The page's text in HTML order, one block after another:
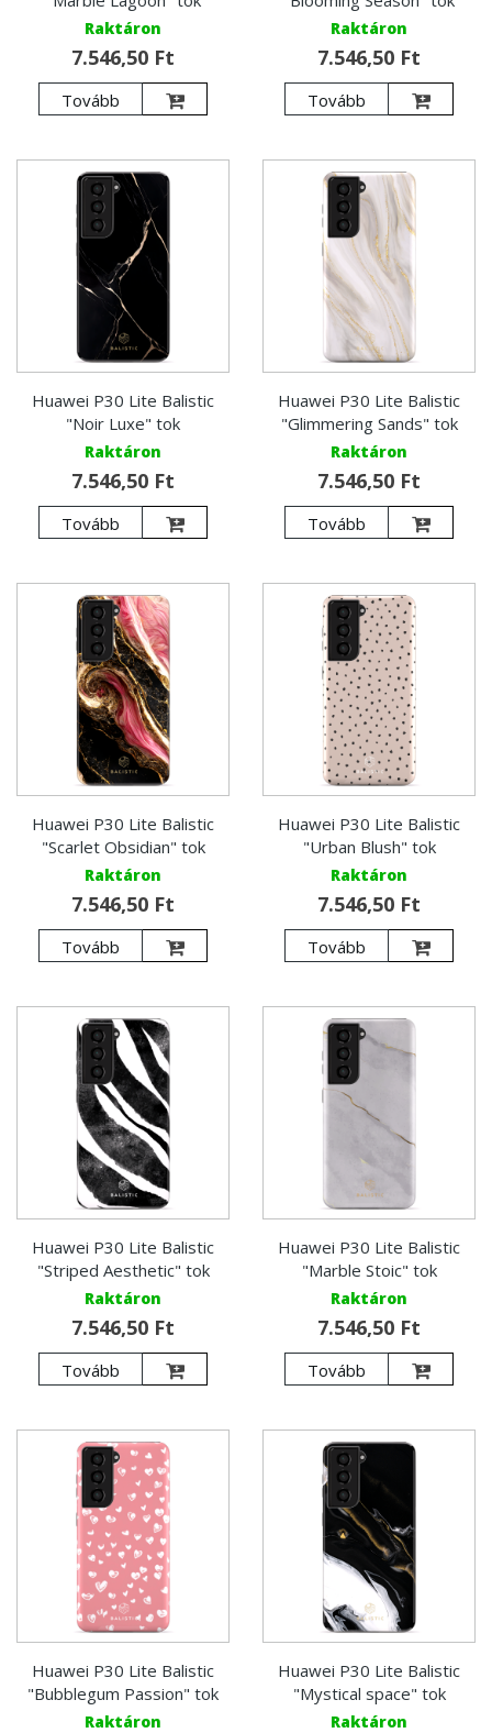
Raktáron
7.546,50 Ft
Tovább
Raktáron
7.546,50 Ft
Tovább
Huawei P30 Lite Balistic
"Noir Luxe" tok
Raktáron
7.546,50 Ft
Tovább
Huawei P30 Lite Balistic
"Glimmering Sands" tok
Raktáron
7.546,50 Ft
Tovább
Huawei P30 Lite Balistic
"Scarlet Obsidian" tok
Raktáron
7.546,50 Ft
Tovább
Huawei P30 Lite Balistic
"Urban Blush" tok
Raktáron
7.546,50 Ft
Tovább
Huawei P30 Lite Balistic
"Striped Aesthetic" tok
Raktáron
7.546,50 Ft
Tovább
Huawei P30 Lite Balistic
"Marble Stoic" tok
Raktáron
7.546,50 Ft
Tovább
Huawei P30 Lite Balistic
"Bubblegum Passion" tok
Raktáron
Huawei P30 Lite Balistic
"Mystical space" tok
Raktáron